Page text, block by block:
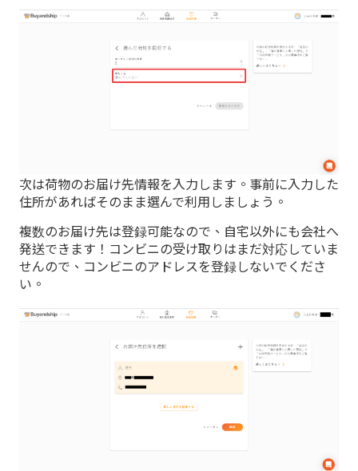
次は荷物のお届け先情報を入力します。事前に入力した
住所があればそのまま選んで利用しましょう。
複数のお届け先は登録可能なので、自宅以外にも会社へ
発送できます！コンビニの受け取りはまだ対応していま
せんので、コンビニのアドレスを登録しないでくださ
い。